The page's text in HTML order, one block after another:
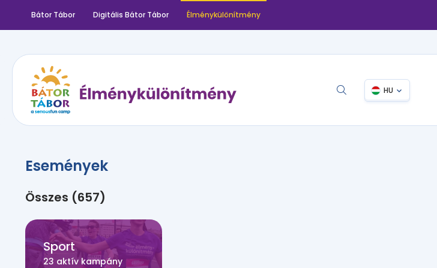
Bátor Tábor Digitális Bátor Tábor Élménykülönítmény
HU
Események
Összes (657)
Sport
23 aktív kampány